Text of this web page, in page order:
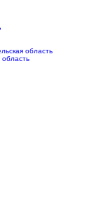
область
область